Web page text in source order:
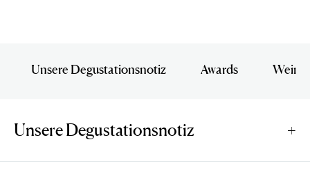
Unsere Degustationsnotiz Awards Wein
Unsere Degustationsnotiz